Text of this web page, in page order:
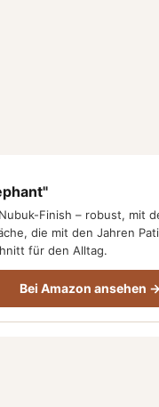
Finish – robust, mit
die mit den Jahren
für den Alltag.
Bei Amazon ansehen →